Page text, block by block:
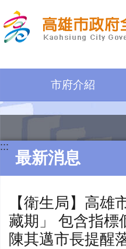
市府介紹
:::
最新消息
【衛生局】高
藏期」 包含指標
陳其邁市長提醒